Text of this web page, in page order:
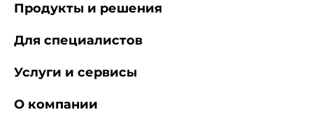
Продукты и решения
Для специалистов
Услуги и сервисы
О компании